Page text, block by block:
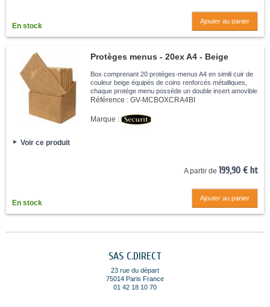
En stock
Ajouter au panier
Protèges menus - 20ex A4 - Beige
Box comprenant 20 protèges-menus A4 en simili cuir de
couleur beige équipés de coins renforcés métalliques,
chaque protége menu posséde un double insert amovible
pour 4 feuilles A4. Facile à nettoyer avec un chiffon
Référence : GV-MCBOXCRA4BI
Marque :
Voir ce produit
A partir de 199,90 € ht
En stock
Ajouter au panier
SAS C.DIRECT
23 rue du départ
75014 Paris France
01 42 18 10 70